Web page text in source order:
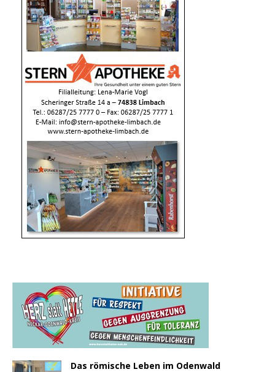
Das römische Leben im Odenwald